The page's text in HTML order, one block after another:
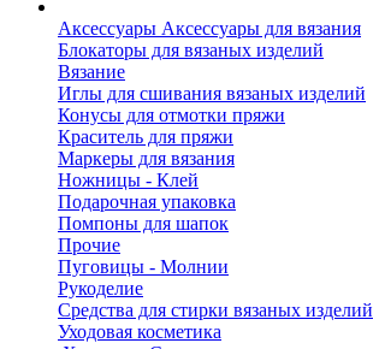
Аксессуары Аксессуары для вязания
Блокаторы для вязаных изделий
Вязание
Иглы для сшивания вязаных изделий
Конусы для отмотки пряжи
Краситель для пряжи
Маркеры для вязания
Ножницы - Клей
Подарочная упаковка
Помпоны для шапок
Прочие
Пуговицы - Молнии
Рукоделие
Средства для стирки вязаных изделий
Уходовая косметика